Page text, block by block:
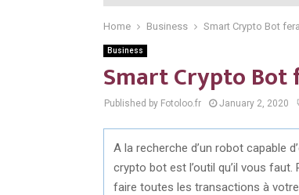
Home Business Smart Crypto Bot
Business
Smart Crypto Bot
Published by Fotoloo.fr January 2, 2020
A la recherche d’un robot capable
crypto bot est l’outil qu’il vous
faire toutes les transactions à